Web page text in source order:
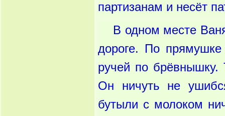
партизанам и несёт
В одном месте
дороге. По
ручей по брёвнышку.
Он ничуть не
бутыли с молоком